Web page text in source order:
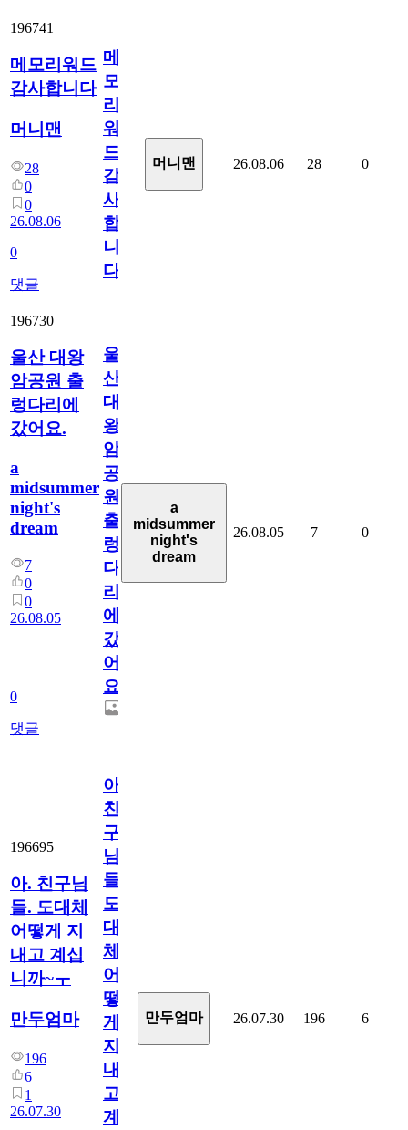
196741
메모리워드
감사합니다
머니맨
28
0
0
26.08.06
0
댓글
메
모
리
워
드
감
사
합
니
다
머니맨 26.08.06 28 0
196730
울산 대왕
암공원 출
렁다리에
갔어요.
a
midsummer
night's
dream
7
0
0
26.08.05
0
댓글
울
산
대
왕
암
공
원
출
렁
다
리
에
갔
어
요.
a
midsummer
night's
dream
26.08.05 7 0
196695
아. 친구님
들. 도대체
어떻게 지
내고 계십
니까~ㅜ
만두엄마
196
6
1
26.07.30
아.
친
구
님
들.
도
대
체
어
떻
게
지
내
고
계
만두엄마 26.07.30 196 6